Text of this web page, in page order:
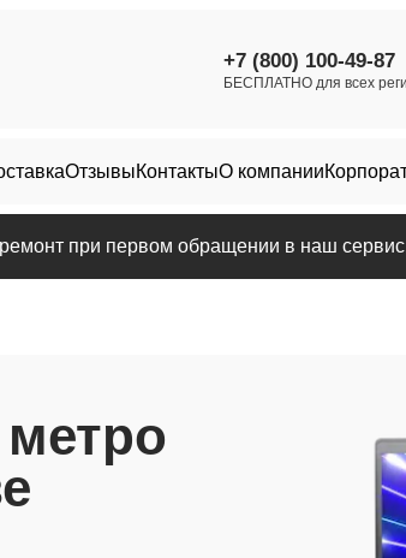
+7 (800) 100-49-87
БЕСПЛАТНО для всех
ОтзывыКонтактыО компании
при первом обращении в наш